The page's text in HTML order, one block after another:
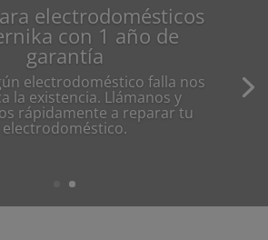
electrodomésticos
con 1 año de
garantía
electrodoméstico falla nos
la existencia. Llámanos y
rápidamente a reparar tu
electrodoméstico.